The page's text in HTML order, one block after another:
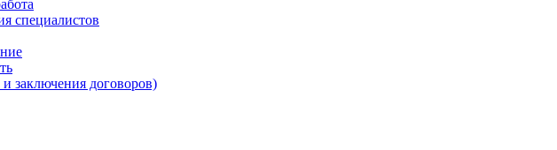
специалистов
заключения договоров)